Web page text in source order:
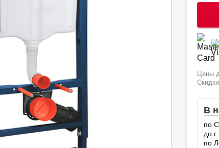
Цены
В
по
до
по